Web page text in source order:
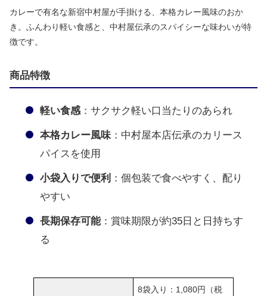
カレーで有名な新宿中村屋が手掛ける、本格カレー風味のおか
き。ふんわり軽い食感と、中村屋伝承のスパイシーな味わいが特
徴です。
商品特徴
軽い食感 ：サクサク軽い口当たりのあられ
本格カレー風味：中村屋本店伝承のカリース
パイスを使用
小袋入りで便利 ：個包装で食べやすく、配り
やすい
長期保存可能：賞味期限が約35日と日持ちす
る
8袋入り：1,080円（税